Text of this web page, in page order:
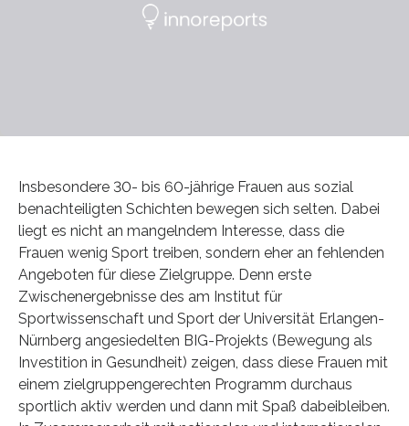
Insbesondere 30- bis 60-jährige Frauen aus sozial
benachteiligten Schichten bewegen sich selten. Dabei
liegt es nicht an mangelndem Interesse, dass die
Frauen wenig Sport treiben, sondern eher an fehlenden
Angeboten für diese Zielgruppe. Denn erste
Zwischenergebnisse des am Institut für
Sportwissenschaft und Sport der Universität Erlangen-
Nürnberg angesiedelten BIG-Projekts (Bewegung als
Investition in Gesundheit) zeigen, dass diese Frauen mit
einem zielgruppengerechten Programm durchaus
sportlich aktiv werden und dann mit Spaß dabeibleiben.